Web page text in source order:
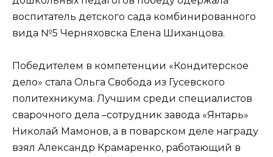
воспитатель детского сада комбинированного
вида №5 Черняховска Елена Шиханцова.
Победителем в компетенции «Кондитерское
дело» стала Ольга Свобода из Гусевского
политехникума. Лучшим среди специалистов
сварочного дела –сотрудник завода «Янтарь»
Николай Мамонов, а в поварском деле награду
взял Александр Крамаренко, работающий в